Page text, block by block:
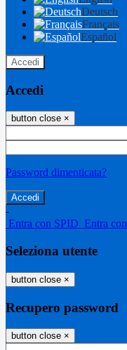
Deutsch
Français
Español
Accedi
Accedi
button close ×
Password dimenticata?
-
Entra con SPID Entra
Seleziona utente
button close ×
Recupero password
button close ×